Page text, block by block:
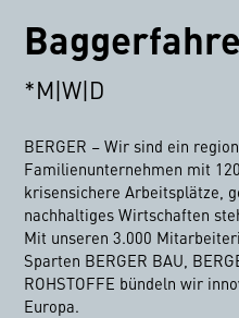
*M|W|D
BERGER – Wir sind ein
Familienunternehmen mit
krisensichere Arbeitsplätze,
nachhaltiges Wirtschaften
Mit unseren 3.000
Sparten BERGER BAU,
ROHSTOFFE bündeln wir
Europa.